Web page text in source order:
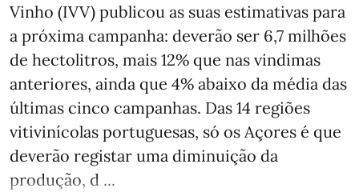
Vinho (IVV) publicou as suas estimativas para
a próxima campanha: deverão ser 6,7 milhões
de hectolitros, mais 12% que nas vindimas
anteriores, ainda que 4% abaixo da média das
últimas cinco campanhas. Das 14 regiões
vitivinícolas portuguesas, só os Açores é que
deverão registar uma diminuição da
produção, d ...